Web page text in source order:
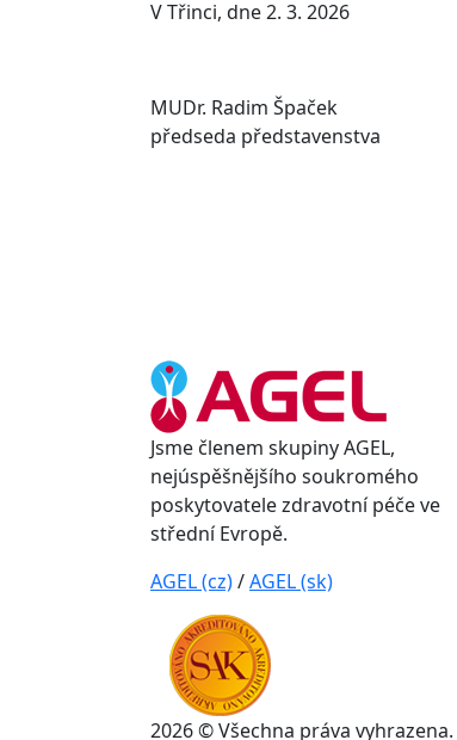
V Třinci, dne 2. 3. 2026
MUDr. Radim Špaček
předseda představenstva
Jsme členem skupiny AGEL,
nejúspěšnějšího soukromého
poskytovatele zdravotní péče ve
střední Evropě.
AGEL (cz)/AGEL (sk)
2026 © Všechna práva vyhrazena.